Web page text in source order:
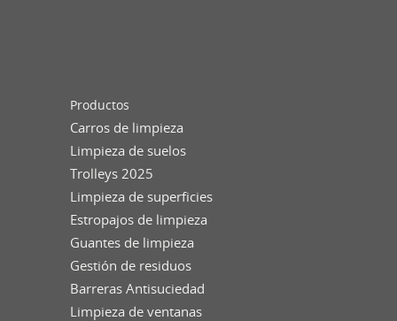
Productos
Carros de limpieza
Limpieza de suelos
Trolleys 2025
Limpieza de superficies
Estropajos de limpieza
Guantes de limpieza
Gestión de residuos
Barreras Antisuciedad
Limpieza de ventanas